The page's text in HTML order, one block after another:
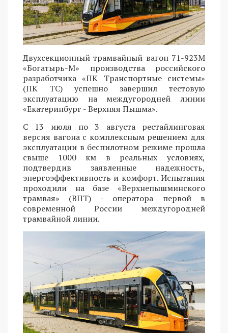
Двухсекционный трамвайный вагон 71-923М
«Богатырь-М» производства российского
разработчика «ПК Транспортные системы»
(ПК ТС) успешно завершил тестовую
эксплуатацию на междугородней линии
«Екатеринбург - Верхняя Пышма».
С 13 июля по 3 августа рестайлинговая
версия вагона с комплексным решением для
эксплуатации в беспилотном режиме прошла
свыше 1000 км в реальных условиях,
подтвердив заявленные надежность,
энергоэффективность и комфорт. Испытания
проходили на базе «Верхнепышминского
трамвая» (ВПТ) - оператора первой в
современной России междугородней
трамвайной линии.